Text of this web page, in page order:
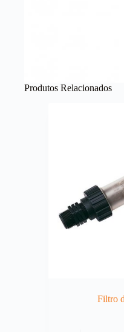
Produtos Relacionados
Filtro